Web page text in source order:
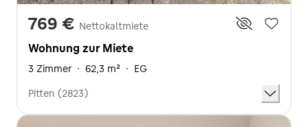
769 € Nettokaltmiete
Wohnung zur Miete
3 Zimmer · 62,3 m² · EG
Pitten (2823)